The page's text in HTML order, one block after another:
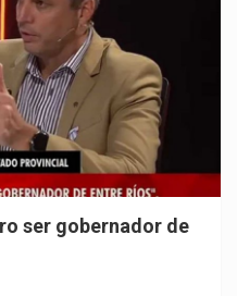
ser gobernador de